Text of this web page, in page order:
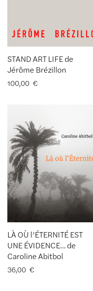
STAND ART LIFE de
Jérôme Brézillon
100,00 €
LÀ OÙ l’ÉTERNITÉ EST
UNE ÉVIDENCE… de
Caroline Abitbol
36,00 €